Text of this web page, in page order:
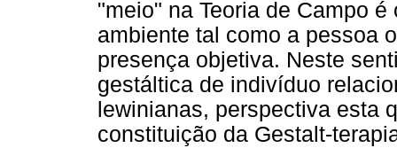
"meio" na Teoria de Campo
ambiente tal como a pessoa
presença objetiva. Neste
gestáltica de indivíduo
lewinianas, perspectiva esta
constituição da Gestalt-